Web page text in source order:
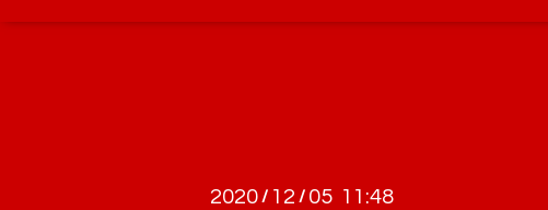
2020 / 12 / 05 11:48